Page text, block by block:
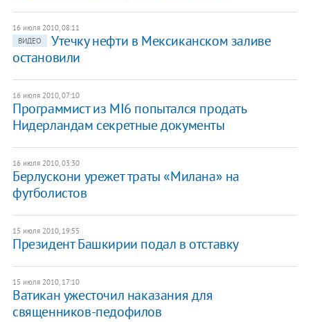
16 июля 2010, 08:11
ВИДЕО
Утечку нефти в Мексиканском заливе
остановили
16 июля 2010, 07:10
Программист из MI6 попытался продать
Нидерландам секретные документы
16 июля 2010, 03:30
Берлускони урежет траты «Милана» на
футболистов
15 июля 2010, 19:55
Президент Башкирии подал в отставку
15 июля 2010, 17:10
Ватикан ужесточил наказания для
священников-педофилов